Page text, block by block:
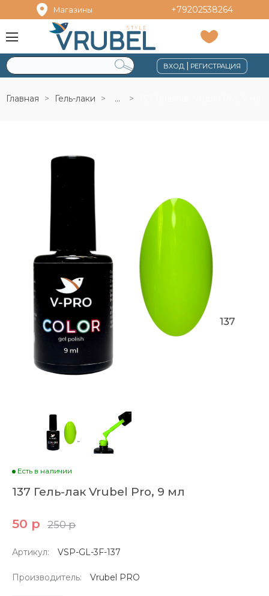
Магазины +79202538264
ВХОД |РЕГИСТРАЦИЯ
Главная Гель-лаки ...
Есть в наличии
137 Гель-лак Vrubel Pro, 9 мл
50 р 250 р
Артикул: VSP-GL-3F-137
Производитель: Vrubel PRO